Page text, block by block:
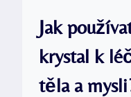
Jak
krystal k
těla a